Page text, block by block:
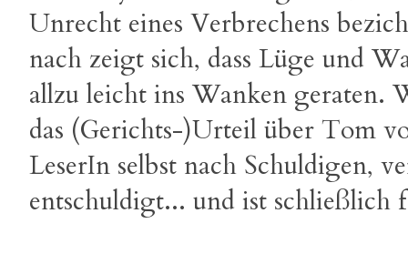
Unrecht eines Verbrechens
nach zeigt sich, dass Lüge und
allzu leicht ins Wanken geraten.
das (Gerichts-)Urteil über Tom
LeserIn selbst nach Schuldigen,
entschuldigt... und ist schließlich